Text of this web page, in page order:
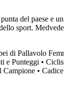
del paese e
sport.
di Pallavolo
e Punteggi •
Campione •